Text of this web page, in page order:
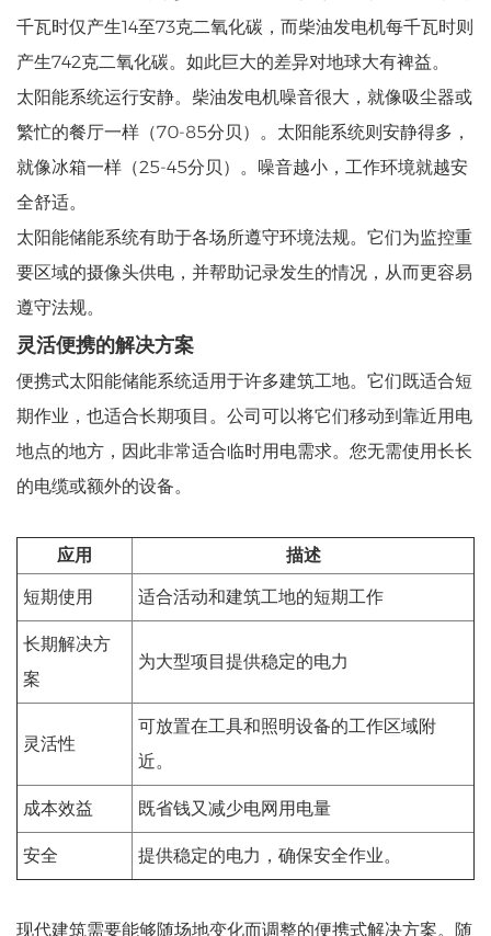
千瓦时仅产生14至73克二氧化碳，而柴油发电机每千瓦时则
产生742克二氧化碳。如此巨大的差异对地球大有裨益。
太阳能系统运行安静。柴油发电机噪音很大，就像吸尘器或
繁忙的餐厅一样（70-85分贝）。太阳能系统则安静得多，
就像冰箱一样（25-45分贝）。噪音越小，工作环境就越安
全舒适。
太阳能储能系统有助于各场所遵守环境法规。它们为监控重
要区域的摄像头供电，并帮助记录发生的情况，从而更容易
遵守法规。
灵活便携的解决方案
便携式太阳能储能系统适用于许多建筑工地。它们既适合短
期作业，也适合长期项目。公司可以将它们移动到靠近用电
地点的地方，因此非常适合临时用电需求。您无需使用长长
的电缆或额外的设备。
应用
描述
短期使用
适合活动和建筑工地的短期工作
长期解决方
案
为大型项目提供稳定的电力
灵活性
可放置在工具和照明设备的工作区域附
近。
成本效益 既省钱又减少电网用电量
安全 提供稳定的电力，确保安全作业。
现代建筑需要能够随场地变化而调整的便携式解决方案。随